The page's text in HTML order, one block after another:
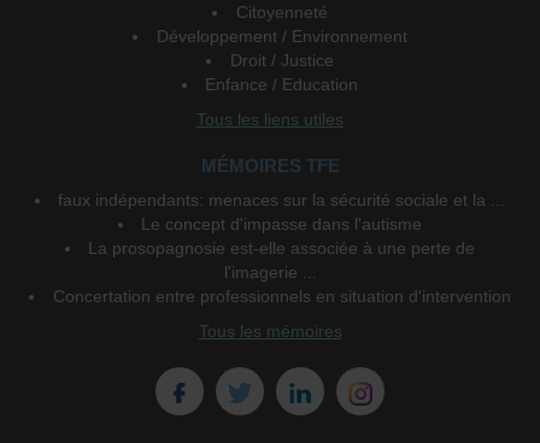
Citoyenneté
Développement / Environnement
Droit / Justice
Enfance / Education
Tous les liens utiles
MÉMOIRES TFE
faux indépendants: menaces sur la sécurité sociale et la ...
Le concept d'impasse dans l'autisme
La prosopagnosie est-elle associée à une perte de
l'imagerie ...
Concertation entre professionnels en situation d'intervention
Tous les mémoires